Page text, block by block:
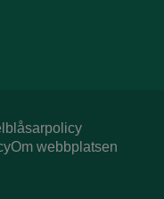
Om webbplatsen